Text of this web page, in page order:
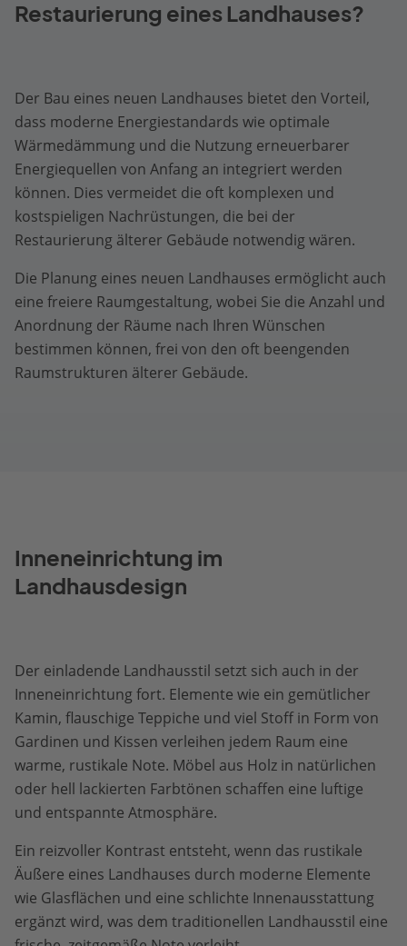
Restaurierung eines Landhauses?
Der Bau eines neuen Landhauses bietet den Vorteil,
dass moderne Energiestandards wie optimale
Wärmedämmung und die Nutzung erneuerbarer
Energiequellen von Anfang an integriert werden
können. Dies vermeidet die oft komplexen und
kostspieligen Nachrüstungen, die bei der
Restaurierung älterer Gebäude notwendig wären.
Die Planung eines neuen Landhauses ermöglicht auch
eine freiere Raumgestaltung, wobei Sie die Anzahl und
Anordnung der Räume nach Ihren Wünschen
bestimmen können, frei von den oft beengenden
Raumstrukturen älterer Gebäude.
Inneneinrichtung im
Landhausdesign
Der einladende Landhausstil setzt sich auch in der
Inneneinrichtung fort. Elemente wie ein gemütlicher
Kamin, flauschige Teppiche und viel Stoff in Form von
Gardinen und Kissen verleihen jedem Raum eine
warme, rustikale Note. Möbel aus Holz in natürlichen
oder hell lackierten Farbtönen schaffen eine luftige
und entspannte Atmosphäre.
Ein reizvoller Kontrast entsteht, wenn das rustikale
Äußere eines Landhauses durch moderne Elemente
wie Glasflächen und eine schlichte Innenausstattung
ergänzt wird, was dem traditionellen Landhausstil eine